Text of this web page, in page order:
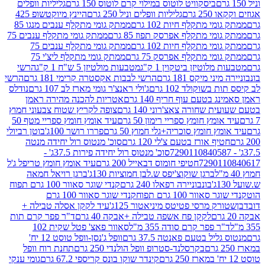
ביסקוויט לוטוס במילוי קרם לוטוס 150 גרם
גליליות וופלים
גרם
גליליות וופלים וניל 250 גרם
היינץ מיוקטשופ 425
מתקלף חיות 102 גרם
ממתק גומי מתקלף ענבים מנגו 85
מתקלף אפרסק תפוז 85 גרם
ממתק גומי מתקלף ענבים 75
מתקלף חיות 102 גרם
ממתק גומי מתקלף ענבים 75
מתקלף אפרסק 75 גרם
ממתק גומי מתקלף ליצ'י 75
ביטקוין 1 ק"ג
מטבעות מולטיזן 5 ש"ח 1 ק"ג
הרשי
מיקס 181 גרם
הרשי לבבות אקסטרה קרימי 181 גרם
הרשי
102 גרם
ג'ולי ראנצ'ר גומי מארז לב 107 גרם
נודלס
עוף חריף 140 גרם
אטריות להכנה מהירה ראמן
שחורה צאצ'רוני 140 גרם
צופה לקריץ שטוח צבעוני חמוץ
חומץ ספריי רימון 50 גרם
עיד אומץ חומץ ספריי מטף 50
חומץ סוכריה+גלי חמוץ 50 גרם
פררו רושר 100ג'
בוטן רביולי
אורז בטעם צ'לי 120 גרם
סוכ' מנטוס רול יחידה מנטה
סוכ' מנטוס רול יחידה פירות 37.5ג' -
חטיפי חומוס דבאייל 200 גרם
עיד אומץ חומץ טריפל ג'ל
ברגן שוקוצ'יפס ש.לבן חמוציות 130ג'
ברגן רויאל חמאה
בונבוניירה רפאלו 240 גרם
קנדי שוגר סאוור 100 גרם תפוח
100 גרם תפוח
קנדי שוגר סאוור 100 גרם
מרסי פטיטס מיניאטור 125ג'
עיד לקקן אסלה טבילה +
לקקן פח אשפה טבילה +אבקה 40 גרם
ד"ר פפר קרם תות
פפר קרם סודה 355 מ"ל
סאוור פאצ' פטל שקית 102
בטעם פאנטה 37.5 גרם
וופל ג'נסן-וופל טוסט 12 יח'
בקרסלנד-סטרופ וופל הולנדי 250 גרם
תחנת רוח וופל
קינדר שוקו בונס קריספי 67.2 גרם
גומי ענקי